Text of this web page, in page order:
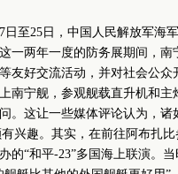
至25日，中国人民解放军海
一两年一度的防务展期间，
友好交流活动，并对社会公
南宁舰，参观舰载直升机和
。这让一些媒体评论认为，
兴趣。其实，在前往阿布扎
的“和平-23”多国海上联演。